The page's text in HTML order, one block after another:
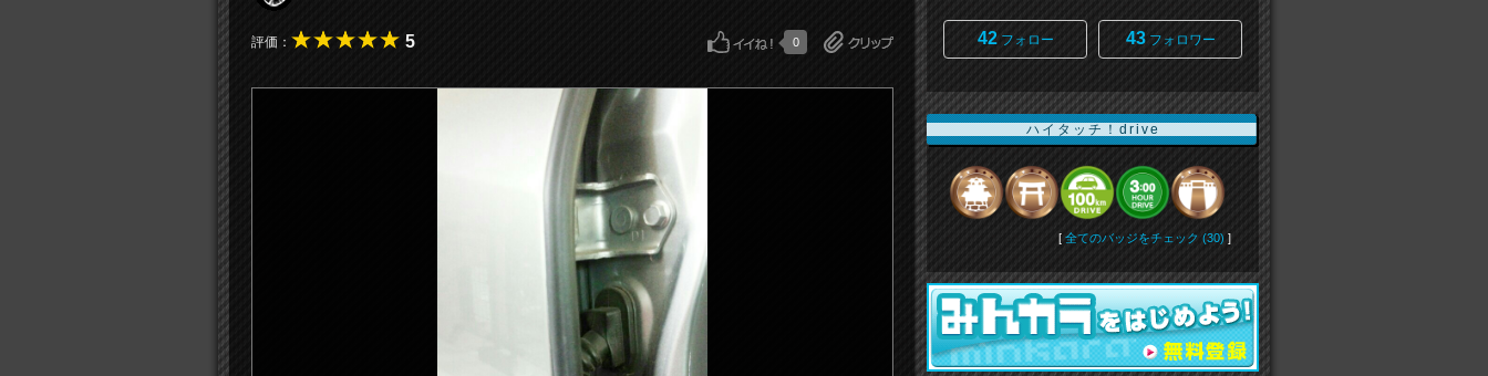
評価： 5 0 42フォロー 43フォロワー
ハイタッチ！drive
[ 全てのバッジをチェック (30) ]